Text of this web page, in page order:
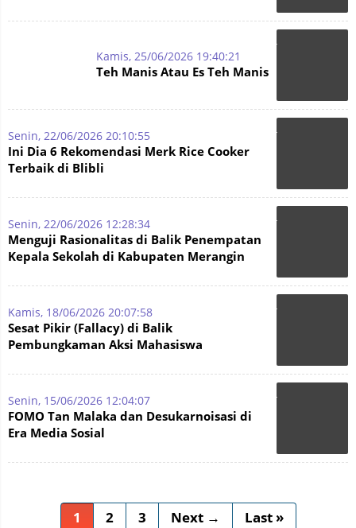
Kamis, 25/06/2026 19:40:21
Teh Manis Atau Es Teh Manis
Senin, 22/06/2026 20:10:55
Ini Dia 6 Rekomendasi Merk Rice Cooker
Terbaik di Blibli
Senin, 22/06/2026 12:28:34
Menguji Rasionalitas di Balik Penempatan
Kepala Sekolah di Kabupaten Merangin
Kamis, 18/06/2026 20:07:58
Sesat Pikir (Fallacy) di Balik
Pembungkaman Aksi Mahasiswa
Senin, 15/06/2026 12:04:07
FOMO Tan Malaka dan Desukarnoisasi di
Era Media Sosial
1 2 3 Next → Last »